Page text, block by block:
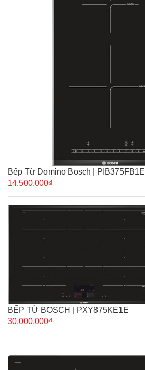
Bếp Từ Domino Bosch | PIB375FB1E
14.500.000₫
BẾP TỪ BOSCH | PXY875KE1E
30.000.000₫